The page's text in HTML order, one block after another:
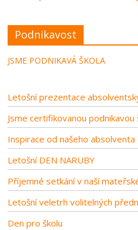
Podnikavost
JSME PODNIKAVÁ ŠKOLA
Letošní prezentace
Jsme certifikovanou podnikavou
Inspirace od našeho absolventa
Letošní DEN NARUBY
Příjemné setkání v naší
Letošní veletrh volitelných
Den pro školu